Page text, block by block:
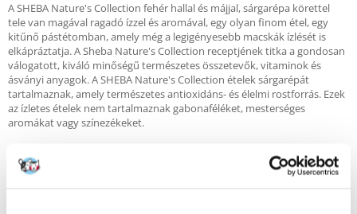
A SHEBA Nature's Collection fehér hallal és májjal, sárgarépa körettel
tele van magával ragadó ízzel és aromával, egy olyan finom étel, egy
kitűnő pástétomban, amely még a legigényesebb macskák ízlését is
elkápráztatja. A Sheba Nature's Collection receptjének titka a gondosan
válogatott, kiváló minőségű természetes összetevők, vitaminok és
ásványi anyagok. A SHEBA Nature's Collection ételek sárgarépát
tartalmaznak, amely természetes antioxidáns- és élelmi rostforrás. Ezek
az ízletes ételek nem tartalmaznak gabonaféléket, mesterséges
aromákat vagy színezékeket.
Előnyök: